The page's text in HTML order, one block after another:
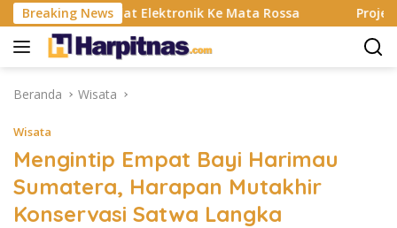
Langsung
ke
konten
Breaking News
Banting, Alat Elektronik Ke Mata Rossa Project
Beranda Wisata
Wisata
Mengintip Empat Bayi Harimau
Sumatera, Harapan Mutakhir
Konservasi Satwa Langka